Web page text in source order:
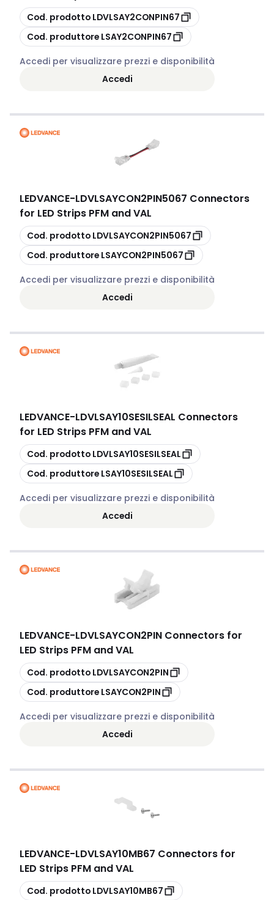
copia
Cod. prodotto LDVLSAY2CONPIN67
copia
Cod. produttore LSAY2CONPIN67
Accedi per visualizzare prezzi e disponibilità
Accedi
LEDVANCE-LDVLSAYCON2PIN5067 Connectors
for LED Strips PFM and VAL
copia
Cod. prodotto LDVLSAYCON2PIN5067
copia
Cod. produttore LSAYCON2PIN5067
Accedi per visualizzare prezzi e disponibilità
Accedi
LEDVANCE-LDVLSAY10SESILSEAL Connectors
for LED Strips PFM and VAL
copia
Cod. prodotto LDVLSAY10SESILSEAL
copia
Cod. produttore LSAY10SESILSEAL
Accedi per visualizzare prezzi e disponibilità
Accedi
LEDVANCE-LDVLSAYCON2PIN Connectors for
LED Strips PFM and VAL
copia
Cod. prodotto LDVLSAYCON2PIN
copia
Cod. produttore LSAYCON2PIN
Accedi per visualizzare prezzi e disponibilità
Accedi
LEDVANCE-LDVLSAY10MB67 Connectors for
LED Strips PFM and VAL
copia
Cod. prodotto LDVLSAY10MB67